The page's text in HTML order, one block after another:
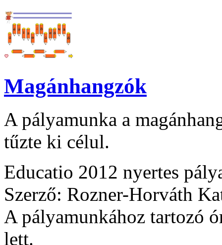
Magánhangzók
A pályamunka a
tűzte ki célul.
Educatio 2012 nyertes
Szerző: Rozner-Horváth
A pályamunkához tartozó
lett.